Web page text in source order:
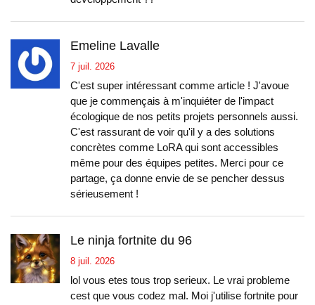
Emeline Lavalle
7 juil. 2026
C'est super intéressant comme article ! J'avoue
que je commençais à m'inquiéter de l'impact
écologique de nos petits projets personnels aussi.
C'est rassurant de voir qu'il y a des solutions
concrètes comme LoRA qui sont accessibles
même pour des équipes petites. Merci pour ce
partage, ça donne envie de se pencher dessus
sérieusement !
Le ninja fortnite du 96
8 juil. 2026
lol vous etes tous trop serieux. Le vrai probleme
cest que vous codez mal. Moi j'utilise fortnite pour